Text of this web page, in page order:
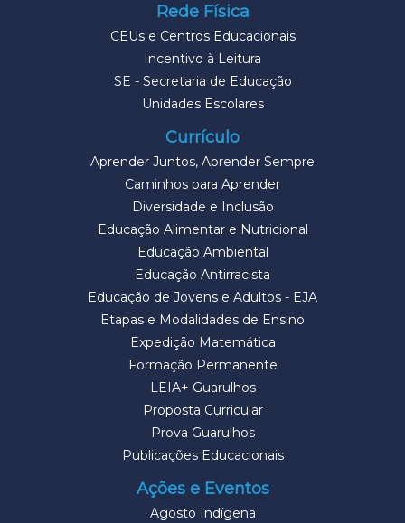
Rede Física
CEUs e Centros Educacionais
Incentivo à Leitura
SE - Secretaria de Educação
Unidades Escolares
Currículo
Aprender Juntos, Aprender Sempre
Caminhos para Aprender
Diversidade e Inclusão
Educação Alimentar e Nutricional
Educação Ambiental
Educação Antirracista
Educação de Jovens e Adultos - EJA
Etapas e Modalidades de Ensino
Expedição Matemática
Formação Permanente
LEIA+ Guarulhos
Proposta Curricular
Prova Guarulhos
Publicações Educacionais
Ações e Eventos
Agosto Indígena